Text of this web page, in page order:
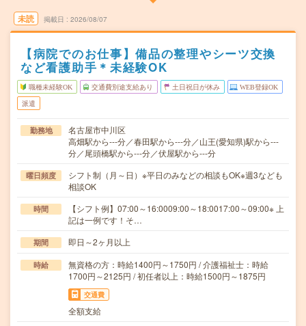
未読 掲載日 2026/08/07
【病院でのお仕事】備品の整理やシーツ交換
など看護助手＊未経験OK
職種未経験OK 交通費別途支給あり 土日祝日が休み WEB登録OK
派遣
勤務地
名古屋市中川区
高畑駅から---分／春田駅から---分／山王(愛知県)駅から---
分／尾頭橋駅から---分／伏屋駅から---分
曜日頻度
シフト制（月～日）※平日のみなどの相談もOK※週3なども
相談OK
時間
【シフト例】07:00～16:0009:00～18:0017:00～09:00※ 上
記は一例です！そ…
期間 即日～2ヶ月以上
時給
無資格の方：時給1400円～1750円 / 介護福祉士：時給
1700円～2125円 / 初任者以上：時給1500円～1875円
交通費
全額支給